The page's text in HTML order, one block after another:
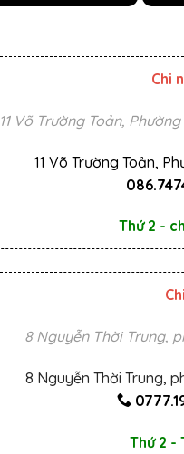
Chi
11 Võ Trường Toản,
11 Võ Trường Toản,
Thứ 2 -
8 Nguyễn Thời Trung,
8 Nguyễn Thời Trung,
Thứ 2 -